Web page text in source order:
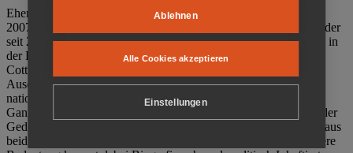
Ehemalige politische Häftlinge der DDR gründeten im Oktober
2007 den Verein Menschenrechtszentrum Cottbus e. V. (MRZ), der
seit 2011 Eigentümer des ehemaligen Gefängnisses (1860-2002) in
der Bautzener Straße und Träger der Gedenkstätte Zuchthaus
Cottbus ist. Im Zentrum der Arbeit der Gedenkstätte steht die
Auseinandersetzung mit politischem Unrecht während der
nationalsozialistischen Terrorherrschaft und der SED-Diktatur.
Ganzjährig zeigen mehrere Dauer- und Sonderausstellungen in der
Gedenkstätte Zuchthaus Cottbus Beispiele politischen Unrechts aus
beiden deutschen Diktaturen des 20. Jahrhunderts. Eine besondere
Ablehnen
Alle Cookies akzeptieren
Einstellungen